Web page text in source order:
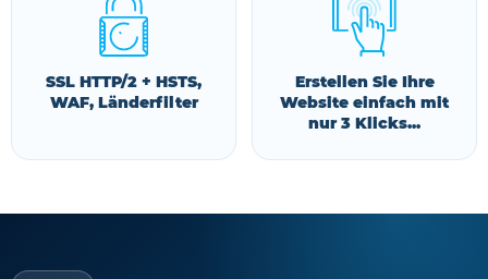
SSL HTTP/2 + HSTS,
WAF, Länderfilter
Erstellen Sie Ihre
Website einfach mit
nur 3 Klicks...